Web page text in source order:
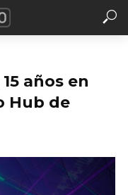
años en
Hub de